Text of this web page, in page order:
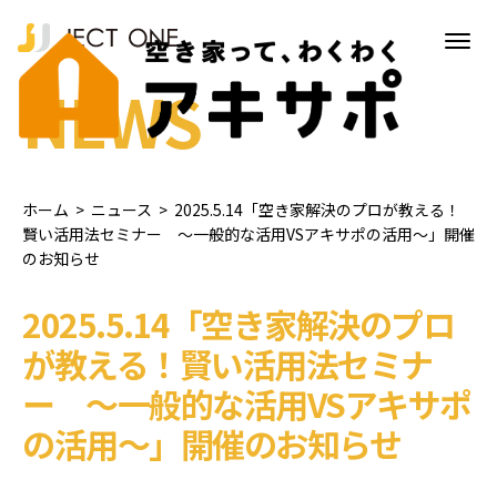
NEWS
ホーム > ニュース > 2025.5.14「空き家解決のプロが教える！
賢い活用法セミナー ～一般的な活用VSアキサポの活用～」開催
のお知らせ
2025.5.14「空き家解決のプロ
が教える！賢い活用法セミナ
ー ～一般的な活用VSアキサポ
の活用～」開催のお知らせ